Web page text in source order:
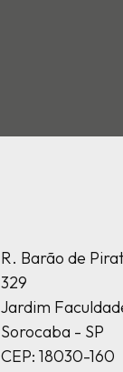
R. Barão de
329
Jardim
Sorocaba - SP
CEP: 18030-160